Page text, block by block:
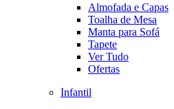
Almofada e Capas
Toalha de Mesa
Manta para Sofá
Tapete
Ver Tudo
Ofertas
Infantil